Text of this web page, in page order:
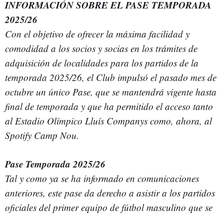
INFORMACIÓN SOBRE EL PASE TEMPORADA
2025/26
Con el objetivo de ofrecer la máxima facilidad y
comodidad a los socios y socias en los trámites de
adquisición de localidades para los partidos de la
temporada 2025/26, el Club impulsó el pasado mes de
octubre un único Pase, que se mantendrá vigente hasta
final de temporada y que ha permitido el acceso tanto
al Estadio Olímpico Lluís Companys como, ahora, al
Spotify Camp Nou.
Pase Temporada 2025/26
Tal y como ya se ha informado en comunicaciones
anteriores, este pase da derecho a asistir a los partidos
oficiales del primer equipo de fútbol masculino que se